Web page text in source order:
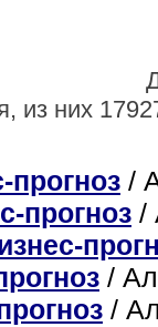
из них
прогноз /
прогноз /
/
/